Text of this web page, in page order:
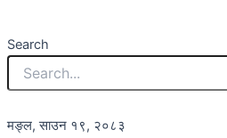
Search
मङ्ल, साउन १९, २०८३